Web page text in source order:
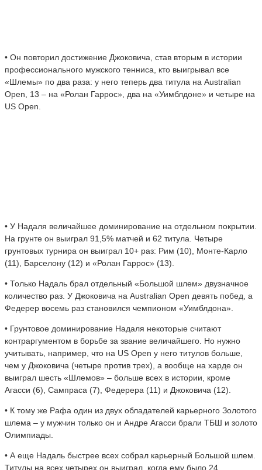
• Он повторил достижение Джоковича, став вторым в истории
профессионального мужского тенниса, кто выигрывал все
«Шлемы» по два раза: у него теперь два титула на Australian
Open, 13 – на «Ролан Гаррос», два на «Уимблдоне» и четыре на
US Open.
• У Надаля величайшее доминирование на отдельном покрытии.
На грунте он выиграл 91,5% матчей и 62 титула. Четыре
грунтовых турнира он выиграл 10+ раз: Рим (10), Монте-Карло
(11), Барселону (12) и «Ролан Гаррос» (13).
• Только Надаль брал отдельный «Большой шлем» двузначное
количество раз. У Джоковича на Australian Open девять побед, а
Федерер восемь раз становился чемпионом «Уимблдона».
• Грунтовое доминирование Надаля некоторые считают
контраргументом в борьбе за звание величайшего. Но нужно
учитывать, например, что на US Open у него титулов больше,
чем у Джоковича (четыре против трех), а вообще на харде он
выиграл шесть «Шлемов» – больше всех в истории, кроме
Агасси (6), Сампраса (7), Федерера (11) и Джоковича (12).
• К тому же Рафа один из двух обладателей карьерного Золотого
шлема – у мужчин только он и Андре Агасси брали ТБШ и золото
Олимпиады.
• А еще Надаль быстрее всех собрал карьерный Большой шлем.
Титулы на всех четырех он выиграл, когда ему было 24.